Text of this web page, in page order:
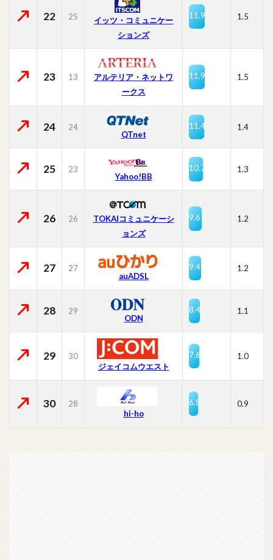
22 25
イッツ・コミュニケー
ションズ
11.9 1.5
23 13
アルテリア・ネットワ
ークス
11.9 1.5
24 24
QTnet
11.4 1.4
25 23
Yahoo!BB
10.7 1.3
26 26
TOKAIコミュニケーシ
ョンズ
9.6 1.2
27
27
auADSL
9.4 1.2
28 29
ODN
8.4 1.1
29
30
ジェイコムウエスト
7.6 1.0
30
28
hi-ho
6.8 0.9